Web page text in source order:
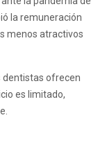
la remuneración
menos atractivos
dentistas ofrecen
es limitado,